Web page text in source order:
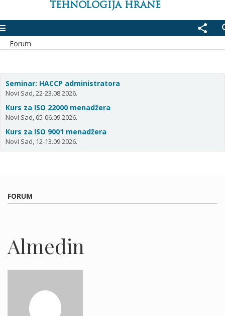
TEHNOLOGIJA HRANE
share
Forum
Seminar: HACCP administratora
Novi Sad, 22-23.08.2026.
Kurs za ISO 22000 menadžera
Novi Sad, 05-06.09.2026.
Kurs za ISO 9001 menadžera
Novi Sad, 12-13.09.2026.
FORUM
Almedin